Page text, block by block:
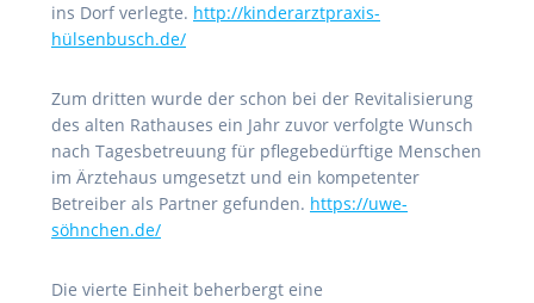
ins Dorf verlegte. http://kinderarztpraxis-
hülsenbusch.de/
Zum dritten wurde der schon bei der Revitalisierung
des alten Rathauses ein Jahr zuvor verfolgte Wunsch
nach Tagesbetreuung für pflegebedürftige Menschen
im Ärztehaus umgesetzt und ein kompetenter
Betreiber als Partner gefunden. https://uwe-
söhnchen.de/
Die vierte Einheit beherbergt eine